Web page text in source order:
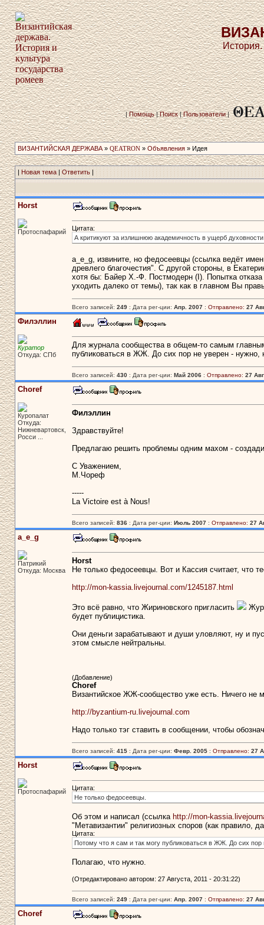
|Помощь|Поиск|Пользователи|
ВИЗАНТИЙСКАЯ ДЕРЖАВА» QEATRON» Объявления» Идея
| Новая тема|Ответить|
Horst
Протоспафарий
Цитата:
А критикуют за излишнюю академичность в ущерб
a_e_g, извините, но федосеевцы (ссылка ведёт
древлего благочестия". С другой стороны, в
хотя бы: Байер Х.-Ф. Постмодерн (I). Попытка
уходить далеко от темы), так как в главном Вы
Всего записей: 249: Дата рег-ции: Апр. 2007: Отправлено: 27
Филэллин
Куратор
Откуда: СПб
Для журнала сообщества в общем-то самым
публиковаться в ЖЖ. До сих пор не уверен - нужно,
Всего записей: 430: Дата рег-ции: Май 2006: Отправлено: 27
Choref
Куропалат
Откуда:
Нижневартовск,
Росси ...
Филэллин
Здравствуйте!
Предлагаю решить проблемы одним махом -
С Уважением,
М.Чореф
-----
La Victoire est à Nous!
Всего записей: 836: Дата рег-ции: Июль 2007: Отправлено: 27
a_e_g
Патрикий
Откуда: Москва
Horst
Не только федосеевцы. Вот и Кассия считает, что
http://mon-kassia.livejournal.com/1245187.html
Это всё равно, что Жириновского пригласить
будет публицистика.
Они деньги зарабатывают и души уловляют, ну и
этом смысле нейтральны.
(Добавление)
Choref
Византийское ЖЖ-сообщество уже есть. Ничего не
http://byzantium-ru.livejournal.com
Надо только тэг ставить в сообщении, чтобы
Всего записей: 415: Дата рег-ции: Февр. 2005: Отправлено: 27
Horst
Протоспафарий
Цитата:
Не только федосеевцы.
Об этом и написал (ссылка http://mon-
"Метавизантии" религиозных споров (как правило,
Цитата:
Потому что я сам и так могу публиковаться в ЖЖ. До сих пор
Полагаю, что нужно.
(Отредактировано автором: 27 Августа, 2011 - 20:31:22)
Всего записей: 249: Дата рег-ции: Апр. 2007: Отправлено: 27
Choref